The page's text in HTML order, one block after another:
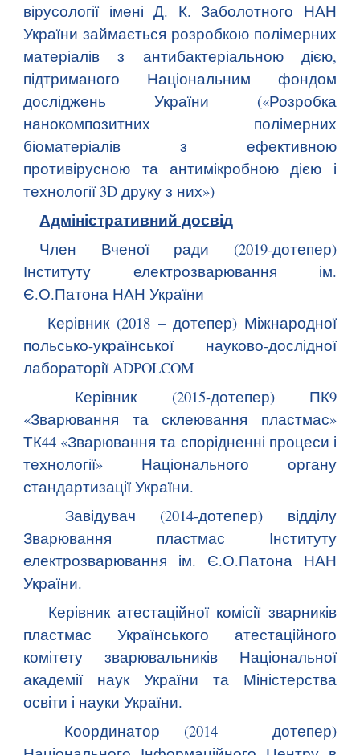
вірусології імені Д. К. Заболотного НАН
України займається розробкою полімерних
матеріалів з антибактеріальною дією,
підтриманого Національним фондом
досліджень України («Розробка
нанокомпозитних полімерних
біоматеріалів з ефективною
противірусною та антимікробною дією і
технології 3D друку з них»)
Адміністративний досвід
Член Вченої ради (2019-дотепер)
Інституту електрозварювання ім.
Є.О.Патона НАН України
Керівник (2018 – дотепер) Міжнародної
польсько-української науково-дослідної
лабораторії ADPOLCOM
Керівник (2015-дотепер) ПК9
«Зварювання та склеювання пластмас»
ТК44 «Зварювання та спорідненні процеси і
технології» Національного органу
стандартизації України.
Завідувач (2014-дотепер) відділу
Зварювання пластмас Інституту
електрозварювання ім. Є.О.Патона НАН
України.
Керівник атестаційної комісії зварників
пластмас Українського атестаційного
комітету зварювальників Національної
академії наук України та Міністерства
освіти і науки України.
Координатор (2014 – дотепер)